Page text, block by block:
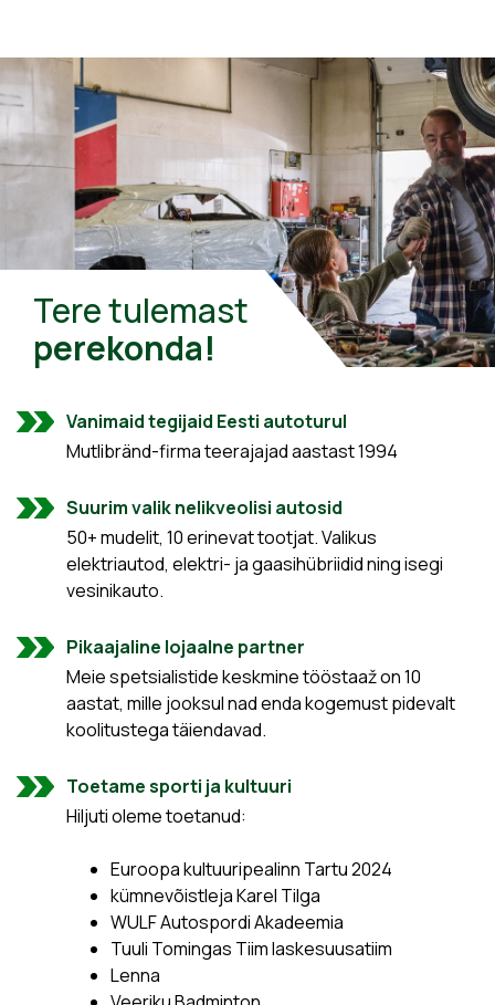
Tere tulemast
perekonda!
Vanimaid tegijaid Eesti autoturul
Mutlibränd-firma teerajajad aastast 1994
Suurim valik nelikveolisi autosid
50+ mudelit, 10 erinevat tootjat. Valikus
elektriautod, elektri- ja gaasihübriidid ning isegi
vesinikauto.
Pikaajaline lojaalne partner
Meie spetsialistide keskmine tööstaaž on 10
aastat, mille jooksul nad enda kogemust pidevalt
koolitustega täiendavad.
Toetame sporti ja kultuuri
Hiljuti oleme toetanud:
Euroopa kultuuripealinn Tartu 2024
kümnevõistleja Karel Tilga
WULF Autospordi Akadeemia
Tuuli Tomingas Tiim laskesuusatiim
Lenna